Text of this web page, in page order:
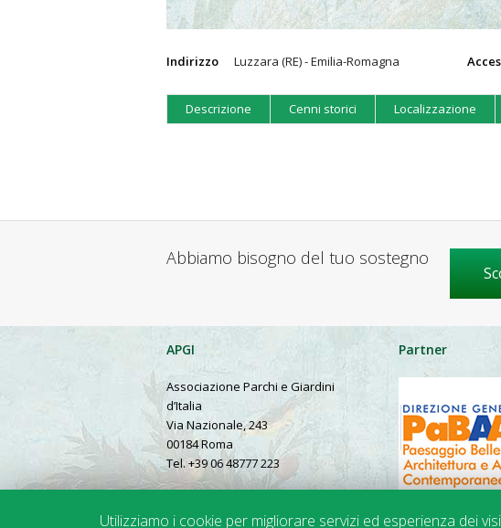
Indirizzo Luzzara (RE) - Emilia-Romagna
Descrizione Cenni storici Localizzazione
Abbiamo bisogno del tuo sostegno
APGI
Associazione Parchi e Giardini
d’Italia
Via Nazionale, 243
00184 Roma
Tel. +39 06 48777 223
Partner
Utilizziamo i cookie per migliorare servizi ed esperienza dei